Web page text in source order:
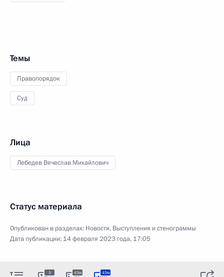
Темы
Правопорядок
Суд
Лица
Лебедев Вячеслав Михайлович
Статус материала
Опубликован в разделах: Новости, Выступления и стенограммы
Дата публикации: 14 февраля 2023 года, 17:05
3 43м 43м